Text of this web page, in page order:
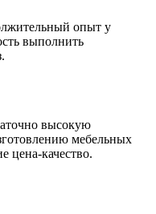
опыт у
выполнить
высокую
мебельных
цена-качество.